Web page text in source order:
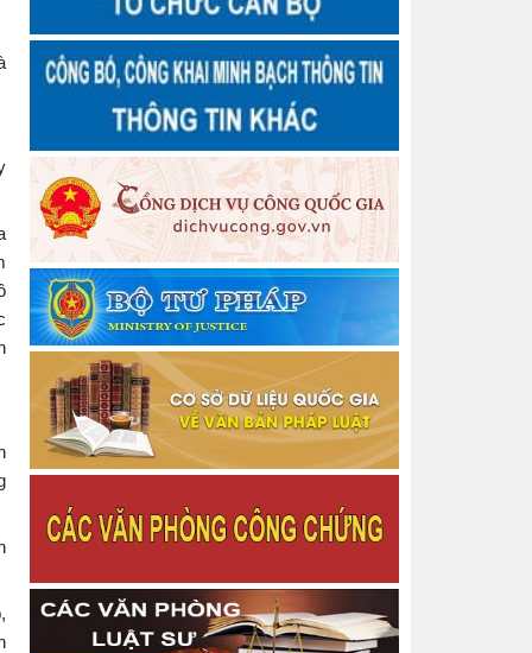
sự hành nghề công chứng
Thông báo Chấm dứt tập sự hành nghề công
chứng
Quyết định số 3458/QĐ-BTP Về việc công bố dữ
liệu hộ tịch và hướng dẫn kết nối, khai thác sử dụng
Thông báo về chiêu sinh Lớp bồi dưỡng nghiệp vụ
Thừa phát lại năm 2026
Thông báo Về việc thu hồi thẻ công chứng viên
Thông báo Về việc thu hồi thẻ công chứng viên
Thông báo cấp lại Giấy đăng ký hoạt động cho
Văn phòng công chứng
Thông báo cấp lại Giấy đăng ký hoạt động cho
Văn phòng công chứng
Thông báo cấp lại Giấy đăng ký hoạt động cho
Công ty Luật TNHH Nguyễn Ngọc Anh và Cộng sự
Thông báo Quyết định Đăng ký tập sự hành nghề
công chứng
Danh sách người thực hiện trợ giúp pháp lý tại
Nguyên
Thông báo Quyết định Chấm dứt tập sự hành
nghề công chứng
Công bố danh mục thủ tục hành chính được sửa
đổi, bổ sung trong lĩnh vực bồi thường nhà nước
Thông báo Về việc thu hồi thẻ công chứng viên